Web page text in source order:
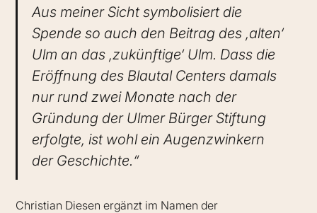
Aus meiner Sicht symbolisiert die
Spende so auch den Beitrag des ,alten‘
Ulm an das ,zukünftige‘ Ulm. Dass die
Eröffnung des Blautal Centers damals
nur rund zwei Monate nach der
Gründung der Ulmer Bürger Stiftung
erfolgte, ist wohl ein Augenzwinkern
der Geschichte.“
Christian Diesen ergänzt im Namen der